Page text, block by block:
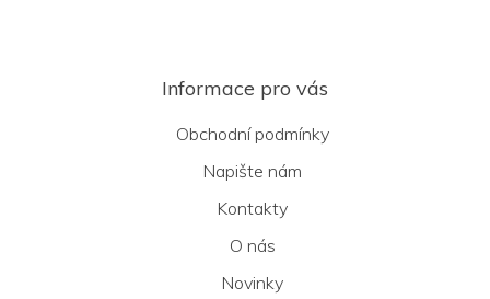
Informace pro vás
Obchodní podmínky
Napište nám
Kontakty
O nás
Novinky